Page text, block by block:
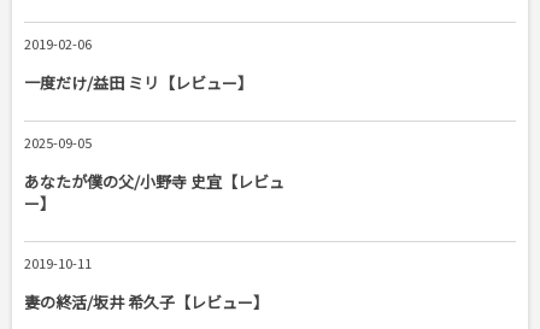
2019-02-06
一度だけ/益田 ミリ【レビュー】
2025-09-05
あなたが僕の父/小野寺 史宜【レビュ
ー】
2019-10-11
妻の終活/坂井 希久子【レビュー】